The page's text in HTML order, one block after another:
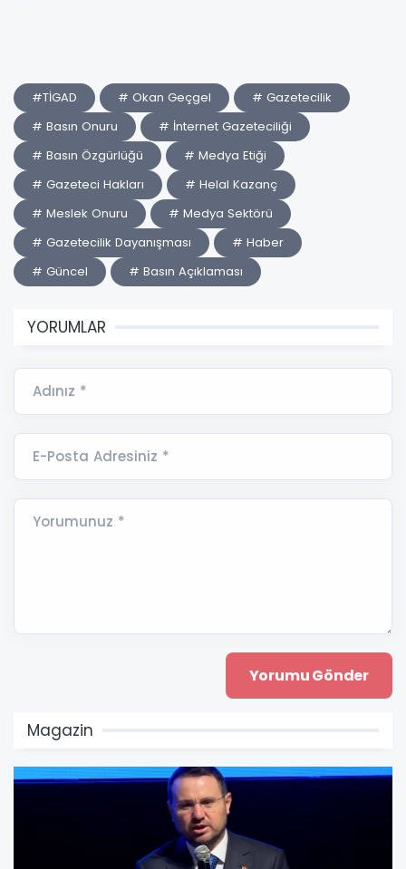
#TİGAD # Okan Geçgel
# Gazetecilik
# Basın Onuru
# İnternet Gazeteciliği
# Basın Özgürlüğü
# Medya Etiği
# Gazeteci Hakları
# Helal Kazanç
# Meslek Onuru
# Medya Sektörü
# Gazetecilik Dayanışması
# Haber
# Güncel
# Basın Açıklaması
YORUMLAR
Adınız *
E-Posta Adresiniz *
Yorumunuz *
Magazin